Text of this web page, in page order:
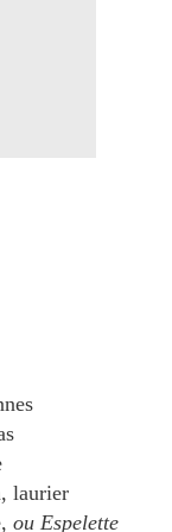
laurier
ou Espelette